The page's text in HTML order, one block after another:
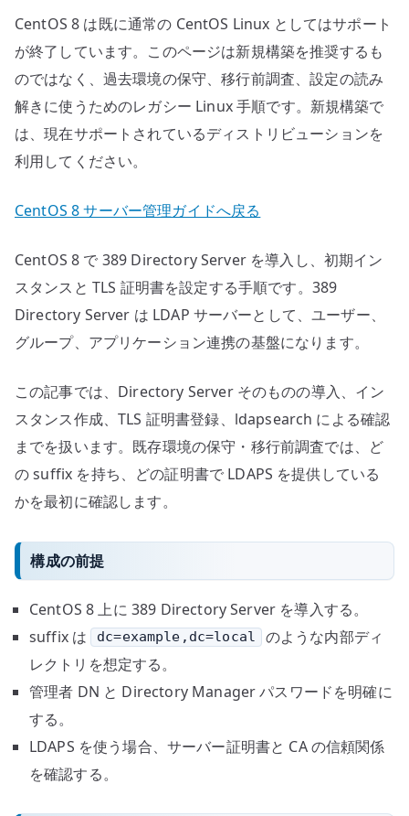
の
CentOS 8 は既に通常の CentOS Linux としてはサポート
が終了しています。このページは新規構築を推奨するも
のではなく、過去環境の保守、移行前調査、設定の読み
解きに使うためのレガシー Linux 手順です。新規構築で
は、現在サポートされているディストリビューションを
利用してください。
CentOS 8 サーバー管理ガイドへ戻る
CentOS 8 で 389 Directory Server を導入し、初期イン
スタンスと TLS 証明書を設定する手順です。389
Directory Server は LDAP サーバーとして、ユーザー、
グループ、アプリケーション連携の基盤になります。
この記事では、Directory Server そのものの導入、イン
スタンス作成、TLS 証明書登録、ldapsearch による確認
までを扱います。既存環境の保守・移行前調査では、ど
の suffix を持ち、どの証明書で LDAPS を提供している
かを最初に確認します。
構成の前提
CentOS 8 上に 389 Directory Server を導入する。
suffix は
dc=example,dc=local
のような内部ディ
レクトリを想定する。
管理者 DN と Directory Manager パスワードを明確に
する。
LDAPS を使う場合、サーバー証明書と CA の信頼関係
を確認する。